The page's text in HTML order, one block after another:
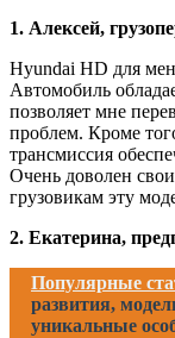
1. Алексей,
Hyundai HD для
Автомобиль
позволяет мне
проблем. Кроме
трансмиссия
Очень доволен
грузовикам эту
2. Екатерина,
Популярные
развития,
уникальные